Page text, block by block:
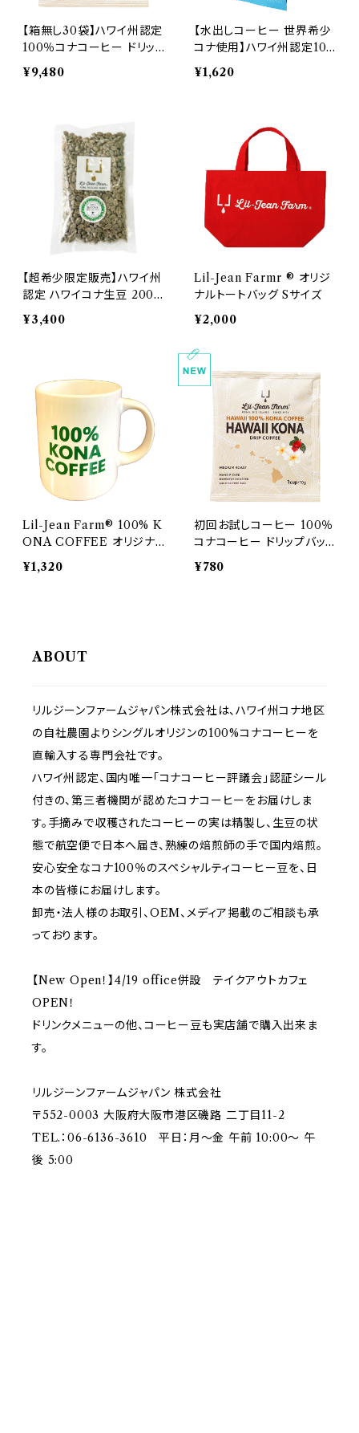
【箱無し30袋】ハワイ州認定
100％コナコーヒー ドリッ
プバッグ １袋 10g × 30袋
シングルオリジン [コナコー
¥9,480
【水出しコーヒー 世界希少
コナ使用】ハワイ州認定10
0%コナコーヒー コールド
ブリュー 50g｜800ml仕立
¥1,620
【超希少限定販売】ハワイ州
認定 ハワイコナ生豆 200g
[プライム] シングルオリジン
アラビカ種 コナティピカ
¥3,400
Lil-Jean Farmr ® オリジ
ナルトートバッグ Sサイズ
¥2,000
Lil-Jean Farm® 100% K
ONA COFFEE オリジナ
ルマグカップ
¥1,320
初回お試しコーヒー 100％
コナコーヒー ドリップバッ
グ ２袋入り 10g × ２【お試
しドリップ】[初回限定] [送
¥780
ABOUT
リルジーンファームジャパン株式会社は、ハワイ州コナ地区
の自社農園よりシングルオリジンの100%コナコーヒーを
直輸入する専門会社です。
ハワイ州認定、国内唯一「コナコーヒー評議会」認証シール
付きの、第三者機関が認めたコナコーヒーをお届けしま
す。手摘みで収穫されたコーヒーの実は精製し、生豆の状
態で航空便で日本へ届き、熟練の焙煎師の手で国内焙煎。
安心安全なコナ100％のスペシャルティコーヒー豆を、日
本の皆様にお届けします。
卸売・法人様のお取引、OEM、メディア掲載のご相談も承
っております。
【New Open！】4/19 office併設 テイクアウトカフェ
OPEN！
ドリンクメニューの他、コーヒー豆も実店舗で購入出来ま
す。
リルジーンファームジャパン 株式会社
〒552-0003 大阪府大阪市港区磯路 二丁目11-2
TEL.：06-6136-3610 平日：月～金 午前 10:00～ 午
後 5:00